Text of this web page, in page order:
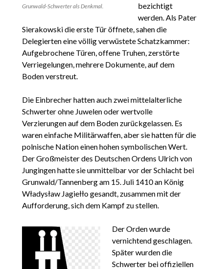
Grunwald-Schwerter als Denkmal.
bezichtigt
werden. Als Pater
Sierakowski die erste Tür öffnete, sahen die
Delegierten eine völlig verwüstete Schatzkammer:
Aufgebrochene Türen, offene Truhen, zerstörte
Verriegelungen, mehrere Dokumente, auf dem
Boden verstreut.
Die Einbrecher hatten auch zwei mittelalterliche
Schwerter ohne Juwelen oder wertvolle
Verzierungen auf dem Boden zurückgelassen. Es
waren einfache Militärwaffen, aber sie hatten für die
polnische Nation einen hohen symbolischen Wert.
Der Großmeister des Deutschen Ordens Ulrich von
Jungingen hatte sie unmittelbar vor der Schlacht bei
Grunwald/Tannenberg am 15. Juli 1410 an König
Władysław Jagiełło gesandt, zusammen mit der
Aufforderung, sich dem Kampf zu stellen.
Der Orden wurde
vernichtend geschlagen.
Später wurden die
Schwerter bei offiziellen